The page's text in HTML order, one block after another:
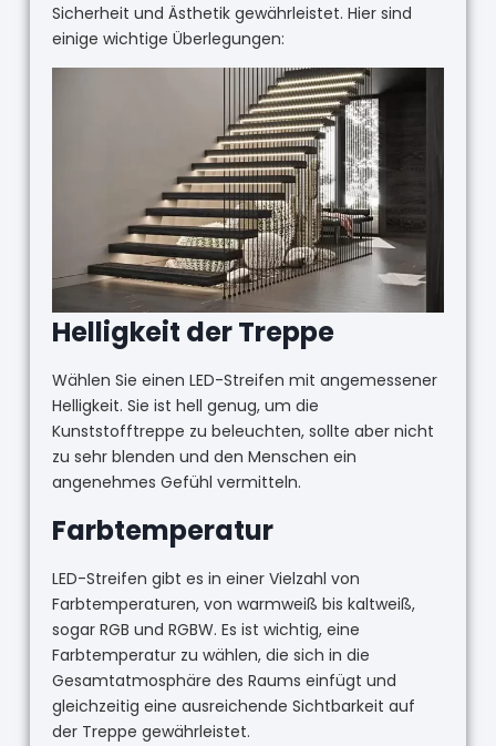
Sicherheit und Ästhetik gewährleistet. Hier sind
einige wichtige Überlegungen:
Helligkeit der Treppe
Wählen Sie einen LED-Streifen mit angemessener
Helligkeit. Sie ist hell genug, um die
Kunststofftreppe zu beleuchten, sollte aber nicht
zu sehr blenden und den Menschen ein
angenehmes Gefühl vermitteln.
Farbtemperatur
LED-Streifen gibt es in einer Vielzahl von
Farbtemperaturen, von warmweiß bis kaltweiß,
sogar RGB und RGBW. Es ist wichtig, eine
Farbtemperatur zu wählen, die sich in die
Gesamtatmosphäre des Raums einfügt und
gleichzeitig eine ausreichende Sichtbarkeit auf
der Treppe gewährleistet.